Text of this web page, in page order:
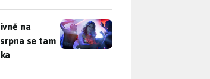
na Netflix. Na konci srpna se tam objeví
na
se tam